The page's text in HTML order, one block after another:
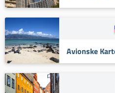
Avionske